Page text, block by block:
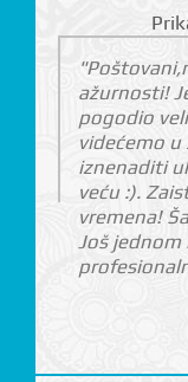
ažurnosti!
pogodio
videćemo
iznenaditi
veću :).
vremena!
Još jednom